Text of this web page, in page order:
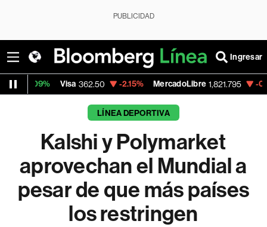
PUBLICIDAD
Ingresar
362.50 -2.15% MercadoLibre 1,821.795 -0.14% Banco
LÍNEA DEPORTIVA
Kalshi y Polymarket
aprovechan el Mundial a
pesar de que más países
los restringen